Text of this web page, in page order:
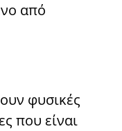
από
φυσικές
που είναι